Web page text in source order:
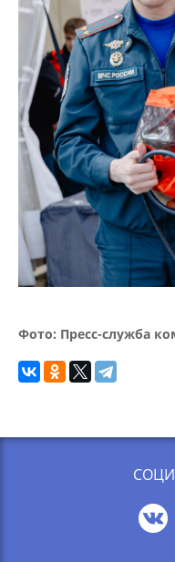
Фото: Пресс-служба